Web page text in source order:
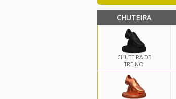
CHUTEIRA
CHUTEIRA DE
TREINO